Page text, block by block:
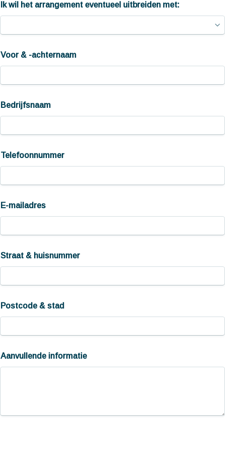
Ik wil het arrangement eventueel uitbreiden met:
Voor & -achternaam
Bedrijfsnaam
Telefoonnummer
E-mailadres
Straat & huisnummer
Postcode & stad
Aanvullende informatie